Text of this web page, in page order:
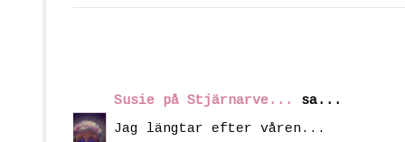
Susie på Stjärnarve...
sa...
Jag längtar efter våren...